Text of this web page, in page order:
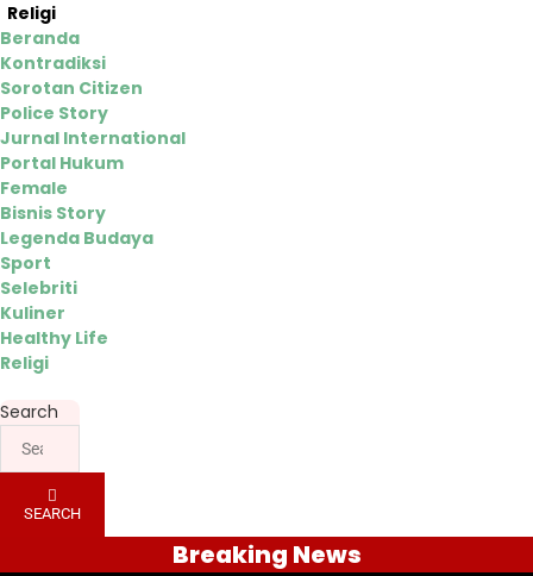
Religi
Beranda
Kontradiksi
Sorotan Citizen
Police Story
Jurnal International
Portal Hukum
Female
Bisnis Story
Legenda Budaya
Sport
Selebriti
Kuliner
Healthy Life
Religi
Search
SEARCH
Breaking News